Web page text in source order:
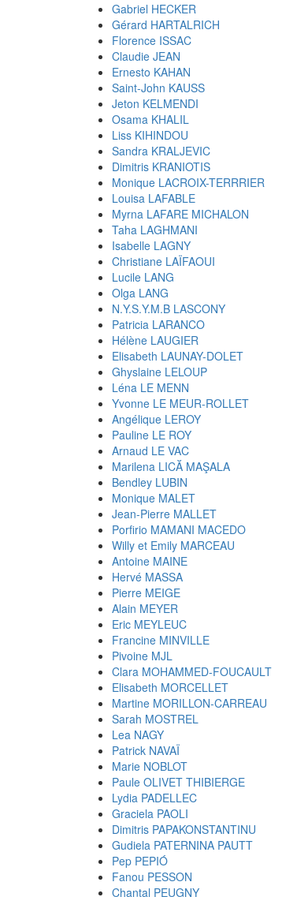
Gabriel HECKER
Gérard HARTALRICH
Florence ISSAC
Claudie JEAN
Ernesto KAHAN
Saint-John KAUSS
Jeton KELMENDI
Osama KHALIL
Liss KIHINDOU
Sandra KRALJEVIC
Dimitris KRANIOTIS
Monique LACROIX-TERRRIER
Louisa LAFABLE
Myrna LAFARE MICHALON
Taha LAGHMANI
Isabelle LAGNY
Christiane LAÏFAOUI
Lucile LANG
Olga LANG
N.Y.S.Y.M.B LASCONY
Patricia LARANCO
Hélène LAUGIER
Elisabeth LAUNAY-DOLET
Ghyslaine LELOUP
Léna LE MENN
Yvonne LE MEUR-ROLLET
Angélique LEROY
Pauline LE ROY
Arnaud LE VAC
Marilena LICĂ MAŞALA
Bendley LUBIN
Monique MALET
Jean-Pierre MALLET
Porfirio MAMANI MACEDO
Willy et Emily MARCEAU
Antoine MAINE
Hervé MASSA
Pierre MEIGE
Alain MEYER
Eric MEYLEUC
Francine MINVILLE
Pivoine MJL
Clara MOHAMMED-FOUCAULT
Elisabeth MORCELLET
Martine MORILLON-CARREAU
Sarah MOSTREL
Lea NAGY
Patrick NAVAÏ
Marie NOBLOT
Paule OLIVET THIBIERGE
Lydia PADELLEC
Graciela PAOLI
Dimitris PAPAKONSTANTINU
Gudiela PATERNINA PAUTT
Pep PEPIÓ
Fanou PESSON
Chantal PEUGNY